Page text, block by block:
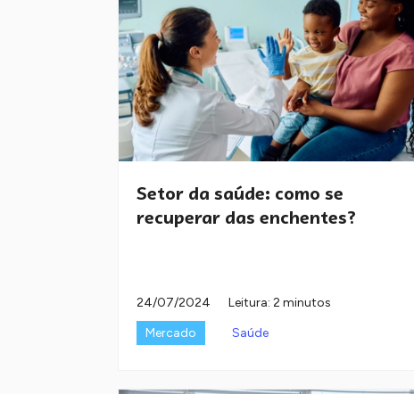
Setor da saúde: como se
recuperar das enchentes?
24/07/2024
Leitura: 2 minutos
Mercado
Saúde